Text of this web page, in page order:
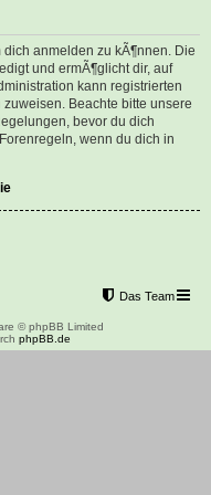
anmelden zu kÃ¶nnen. Die
und ermÃ¶glicht dir, auf
kann registrierten
Beachte bitte unsere
bevor du dich
wenn du dich in
Das Team
© phpBB Limited
phpBB.de